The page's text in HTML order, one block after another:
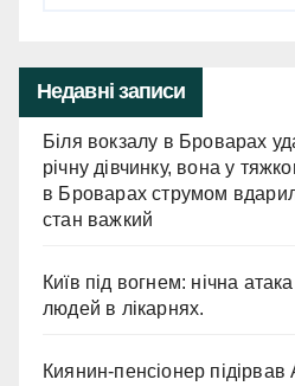
Недавні записи
Біля вокзалу в Броварах
річну дівчинку, вона у
в Броварах струмом
стан важкий
Київ під вогнем: нічна
людей в лікарнях.
Киянин-пенсіонер